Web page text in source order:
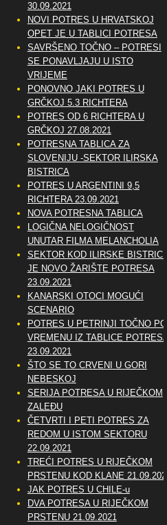
30.09.2021
NOVI POTRES U HRVATSKOJ
OPET JE U TABLICI POTRESA
SAVRŠENO TOČNO – POTRESI
SE PONAVLJAJU U ISTO
VRIJEME
PONOVNO JAKI POTRES U
GRČKOJ 5.3 RICHTERA
POTRES OD 6 RICHTERA U
GRČKOJ 27.08.2021
POTRESNA TABLICA ZA
SLOVENIJU -SEKTOR ILIRSKA
BISTRICA
POTRES U ARGENTINI 9,5
RICHTERA 23.09.2021
NOVA POTRESNA TABLICA
LOGIČNA NELOGIČNOST
UNUTAR FILMA MELANCHOLIA
SEKTOR KOD ILIRSKE BISTRICE
JE NOVO ŽARIŠTE POTRESA
23.09.2021
KANARSKI OTOCI MOGUĆI
SCENARIO
POTRES U PETRINJI TOČNO PO
VREMENU IZ TABLICE POTRESA
23.09.2021
ŠTO SE TO CRVENI U GORI
NEBESKOJ
SERIJA POTRESA U RIJEČKOM
ZALEĐU
ČETVRTI I PETI POTRES ZA
REDOM U ISTOM SEKTORU
22.09.2021
TREĆI POTRES U RIJEČKOM
PRSTENU KOD KLANE 21.09.2021
JAK POTRES U CHILE-u
DVA POTRESA U RIJEČKOM
PRSTENU 21.09.2021